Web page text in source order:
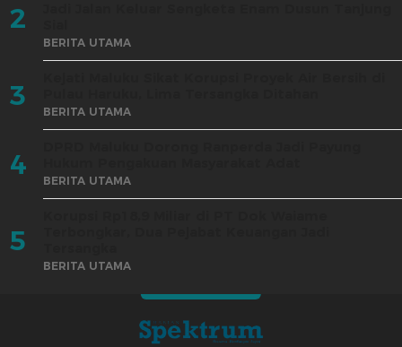
2
BERITA UTAMA
3 BERITA UTAMA
4 BERITA UTAMA
5
BERITA UTAMA